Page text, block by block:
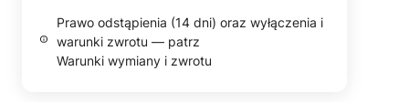
Prawo odstąpienia (14 dni) oraz wyłączenia i
warunki zwrotu — patrz
Warunki wymiany i zwrotu